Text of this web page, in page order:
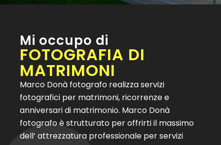
Mi occupo di
FOTOGRAFIA DI
MATRIMONI
Marco Donà fotografo realizza servizi
fotografici per matrimoni, ricorrenze e
anniversari di matrimonio. Marco Donà
fotografo è strutturato per offrirti il massimo
dell’ attrezzatura professionale per servizi